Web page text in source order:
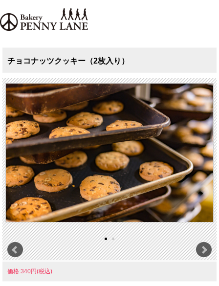
チョコナッツクッキー（2枚入り）
価格:340円(税込)